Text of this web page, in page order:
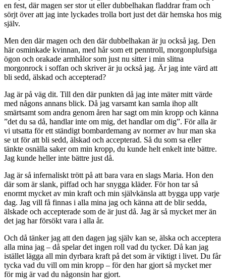
en fest, där magen ser stor ut eller dubbelhakan fladdrar fram och
sörjt över att jag inte lyckades trolla bort just det där hemska hos mig
själv.
Men den där magen och den där dubbelhakan är ju också jag. Den
här osminkade kvinnan, med hår som ett penntroll, morgonplufsiga
ögon och orakade armhålor som just nu sitter i min slitna
morgonrock i soffan och skriver är ju också jag. Är jag inte värd att
bli sedd, älskad och accepterad?
Jag är på väg dit. Till den där punkten då jag inte mäter mitt värde
med någons annans blick. Då jag varsamt kan samla ihop allt
smärtsamt som andra genom åren har sagt om min kropp och känna
”det du sa då, handlar inte om mig, det handlar om dig”. För alla är
vi utsatta för ett ständigt bombardemang av normer av hur man ska
se ut för att bli sedd, älskad och accepterad. Så du som sa eller
tänkte osnälla saker om min kropp, du kunde helt enkelt inte bättre.
Jag kunde heller inte bättre just då.
Jag är så infernaliskt trött på att bara vara en slags Maria. Hon den
där som är slank, piffad och har snygga kläder. För hon tar så
enormt mycket av min kraft och min självkänsla att bygga upp varje
dag. Jag vill få finnas i alla mina jag och känna att de blir sedda,
älskade och accepterade som de är just då. Jag är så mycket mer än
det jag har försökt vara i alla år.
Och då tänker jag att den dagen jag själv kan se, älska och acceptera
alla mina jag – då spelar det ingen roll vad du tycker. Då kan jag
istället lägga all min dyrbara kraft på det som är viktigt i livet. Du får
tycka vad du vill om min kropp – för den har gjort så mycket mer
för mig är vad du någonsin har gjort.